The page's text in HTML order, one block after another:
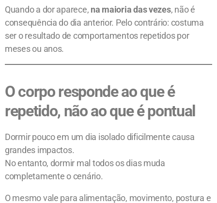
Quando a dor aparece, na maioria das vezes, não é
consequência do dia anterior. Pelo contrário: costuma
ser o resultado de comportamentos repetidos por
meses ou anos.
O corpo responde ao que é
repetido, não ao que é pontual
Dormir pouco em um dia isolado dificilmente causa
grandes impactos.
No entanto, dormir mal todos os dias muda
completamente o cenário.
O mesmo vale para alimentação, movimento, postura e